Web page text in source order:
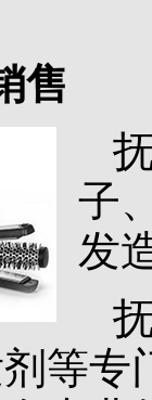
售
子
发
等